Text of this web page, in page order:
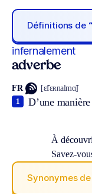
Définitions de
infernalement
adverbe
FR [ɛ̃fɛʀnalmɑ̃]
D’une
1
À
Savez-
Synonymes de